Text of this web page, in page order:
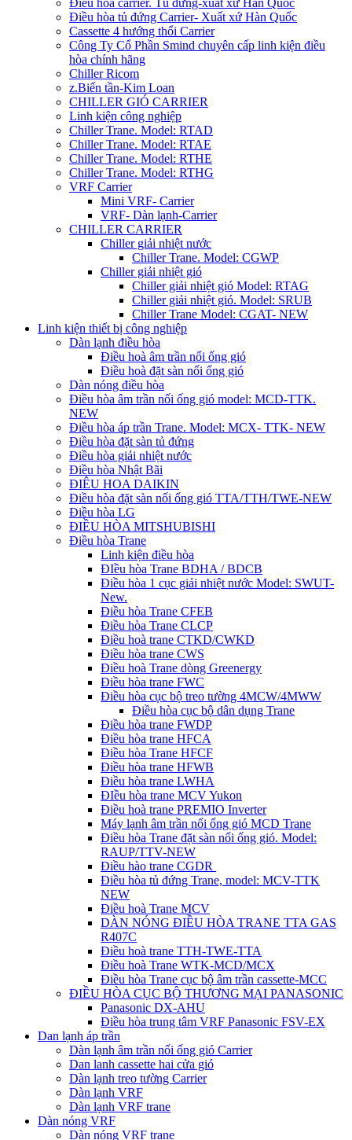
Điều hòa carrier. Tủ đứng-xuất xứ Hàn Quốc
Điều hòa tủ đứng Carrier- Xuất xứ Hàn Quốc
Cassette 4 hướng thổi Carrier
Công Ty Cổ Phần Smind chuyên cấp linh kiện điều
hòa chính hãng
Chiller Ricom
z.Biến tần-Kim Loan
CHILLER GIÓ CARRIER
Linh kiện công nghiệp
Chiller Trane. Model: RTAD
Chiller Trane. Model: RTAE
Chiller Trane. Model: RTHE
Chiller Trane. Model: RTHG
VRF Carrier
Mini VRF- Carrier
VRF- Dàn lạnh-Carrier
CHILLER CARRIER
Chiller giải nhiệt nước
Chiller Trane. Model: CGWP
Chiller giải nhiệt gió
Chiller giải nhiệt gió Model: RTAG
Chiller giải nhiệt gió. Model: SRUB
Chiller Trane Model: CGAT- NEW
Linh kiện thiết bị công nghiệp
Dàn lạnh điều hòa
Điều hoà âm trần nối ống gió
Điều hoà đặt sàn nối ống gió
Dàn nóng điều hòa
Điều hòa âm trần nối ống gió model: MCD-TTK.
NEW
Điều hòa áp trần Trane. Model: MCX- TTK- NEW
Điều hòa đặt sàn tủ đứng
Điều hòa giải nhiệt nước
Điều hòa Nhật Bãi
ĐIÊU HOA DAIKIN
Điều hòa đặt sàn nối ống gió TTA/TTH/TWE-NEW
Điều hòa LG
ĐIỀU HÒA MITSHUBISHI
Điều hòa Trane
Linh kiện điều hòa
ĐIều hòa Trane BDHA / BDCB
Điều hòa 1 cục giải nhiệt nước Model: SWUT-
New.
Điều hòa Trane CFEB
Điều hòa Trane CLCP
Điều hoà trane CTKD/CWKD
Điều hòa trane CWS
Điều hoà Trane dòng Greenergy
Điều hòa trane FWC
Điều hòa cục bộ treo tường 4MCW/4MWW
Điều hòa cục bộ dân dụng Trane
Điều hòa trane FWDP
Điều hòa trane HFCA
Điều hòa Trane HFCF
Điều hòa trane HFWB
Điều hòa trane LWHA
ĐIều hòa trane MCV Yukon
Điều hoà trane PREMIO Inverter
Máy lạnh âm trần nối ống gió MCD Trane
Điều hòa Trane đặt sàn nối ống gió. Model:
RAUP/TTV-NEW
Điều hào trane CGDR
Điều hòa tủ đứng Trane, model: MCV-TTK
NEW
Điều hoà Trane MCV
DÀN NÓNG ĐIỀU HÒA TRANE TTA GAS
R407C
Điều hoà trane TTH-TWE-TTA
Điều hoà Trane WTK-MCD/MCX
Điều hòa Trane cục bộ âm trần cassette-MCC
ĐIỀU HÒA CỤC BỘ THƯƠNG MẠI PANASONIC
Panasonic DX-AHU
Điều hòa trung tâm VRF Panasonic FSV-EX
Dan lạnh áp trần
Dàn lạnh âm trần nối ống gió Carrier
Dan lanh cassette hai cửa gió
Dàn lạnh treo tường Carrier
Dàn lạnh VRF
Dàn lạnh VRF trane
Dàn nóng VRF
Dàn nóng VRF trane